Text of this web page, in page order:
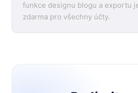
funkce designu blogu a exportu
zdarma pro všechny účty.